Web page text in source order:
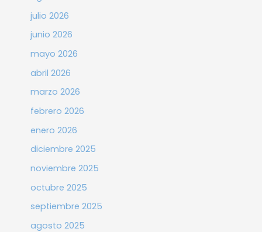
julio 2026
junio 2026
mayo 2026
abril 2026
marzo 2026
febrero 2026
enero 2026
diciembre 2025
noviembre 2025
octubre 2025
septiembre 2025
agosto 2025